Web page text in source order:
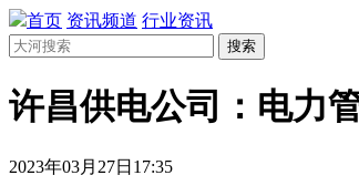
首页 资讯频道 行业资讯
搜索
许昌供电公司：电力
2023年03月27日17:35